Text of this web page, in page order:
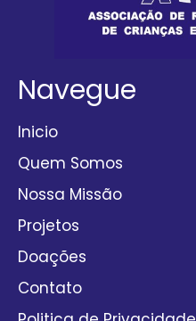
Navegue
Inicio
Quem Somos
Nossa Missão
Projetos
Doações
Contato